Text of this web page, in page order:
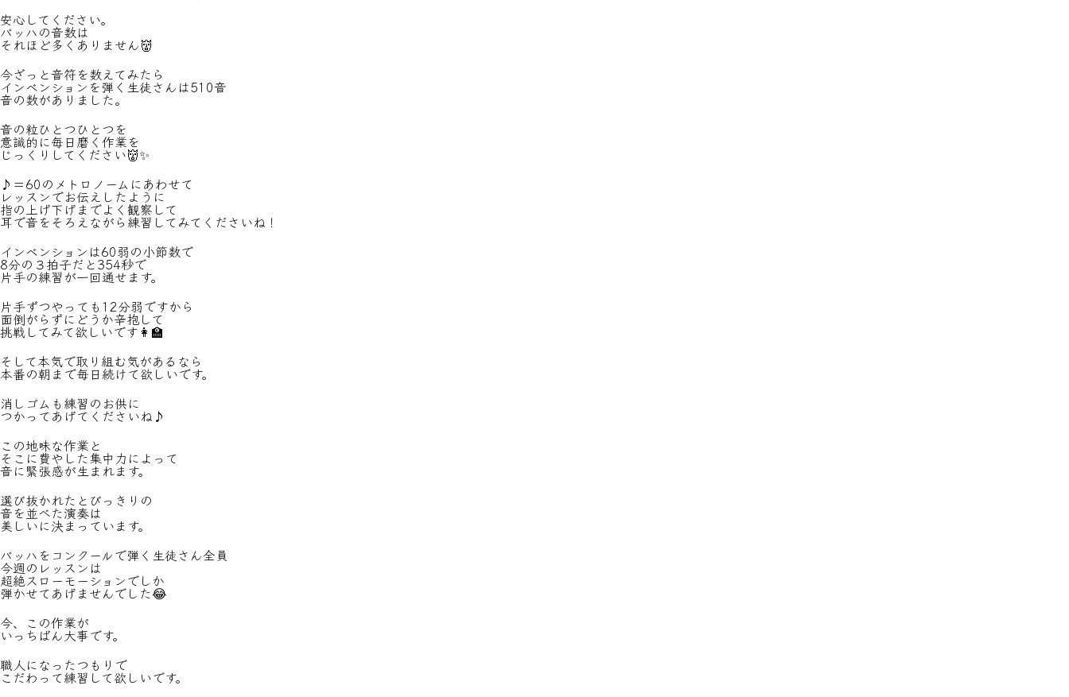
安心してください。
バッハの音数は
それほど多くありません👹
今ざっと音符を数えてみたら
インベンションを弾く生徒さんは510音
音の数がありました。
音の粒ひとつひとつを
意識的に毎日磨く作業を
じっくりしてください👹✨
♪＝60のメトロノームにあわせて
レッスンでお伝えしたように
指の上げ下げまでよく観察して
耳で音をそろえながら練習してみてくださいね！
インベンションは60弱の小節数で
8分の３拍子だと354秒で
片手の練習が一回通せます。
片手ずつやっても12分弱ですから
面倒がらずにどうか辛抱して
挑戦してみて欲しいです👩‍🏫
そして本気で取り組む気があるなら
本番の朝まで毎日続けて欲しいです。
消しゴムも練習のお供に
つかってあげてくださいね♪
この地味な作業と
そこに費やした集中力によって
音に緊張感が生まれます。
選び抜かれたとびっきりの
音を並べた演奏は
美しいに決まっています。
バッハをコンクールで弾く生徒さん全員
今週のレッスンは
超絶スローモーションでしか
弾かせてあげませんでした😂
今、この作業が
いっちばん大事です。
職人になったつもりで
こだわって練習して欲しいです。